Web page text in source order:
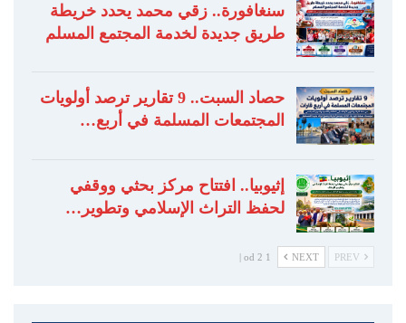
سنغافورة.. زقي محمد يحدد خريطة
طريق جديدة لخدمة المجتمع المسلم
حصاد السبت.. 9 تقارير ترصد أولويات
المجتمعات المسلمة في أربع…
إثيوبيا.. افتتاح مركز بحثي ووقفي
لحفظ التراث الإسلامي وتطوير…
NEXT
1 od 2 |